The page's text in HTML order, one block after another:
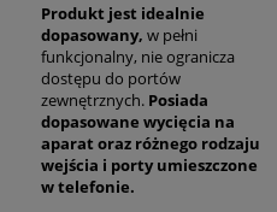
Produkt jest idealnie
dopasowany, w pełni
funkcjonalny, nie ogranicza
dostępu do portów
zewnętrznych. Posiada
dopasowane wycięcia na
aparat oraz różnego rodzaju
wejścia i porty umieszczone
w telefonie.